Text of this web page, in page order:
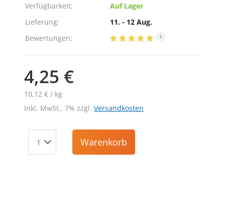
Verfügbarkeit:
Auf Lager
Lieferung:
11. - 12 Aug.
Bewertungen:
1
4,25 €
10,12 € / kg
Inkl. MwSt., 7% zzgl. Versandkosten
Warenkorb